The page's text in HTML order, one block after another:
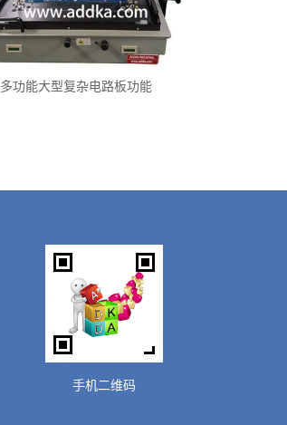
多功能大型复杂电路板功能
手机二维码